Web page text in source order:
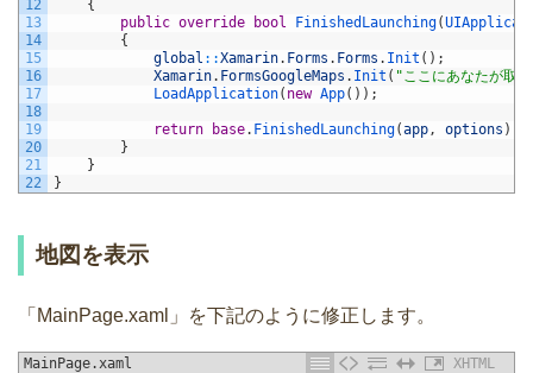
12
13
14
15
16
17
18
19
20
21
22
{
public override bool FinishedLaunching(
{
global ::Xamarin. Forms . Forms . Init ( ) ;
Xamarin. FormsGoogleMaps . Init ( "ここにあなたが取
LoadApplication( new App( ) ) ;
return base. FinishedLaunching(app, options )
}
}
}
地図を表示
「MainPage.xaml」を下記のように修正します。
MainPage.xaml XHTML